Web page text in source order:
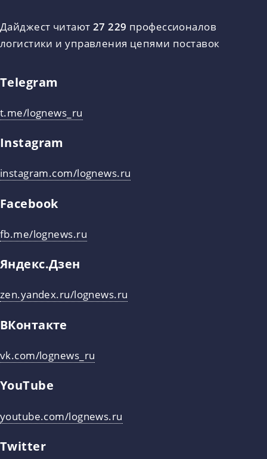
Дайджест читают 27 229 профессионалов
логистики и управления цепями поставок
Telegram
t.me/lognews_ru
Instagram
instagram.com/lognews.ru
Facebook
fb.me/lognews.ru
Яндекс.Дзен
zen.yandex.ru/lognews.ru
ВКонтакте
vk.com/lognews_ru
YouTube
youtube.com/lognews.ru
Twitter